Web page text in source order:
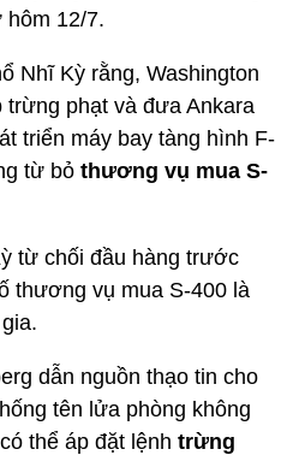
hôm 12/7.
Nhĩ Kỳ rằng, Washington
trừng phạt và đưa Ankara
triển máy bay tàng hình F-
từ bỏ thương vụ mua S-
từ chối đầu hàng trước
thương vụ mua S-400 là
dẫn nguồn thạo tin cho
tên lửa phòng không
thể áp đặt lệnh trừng